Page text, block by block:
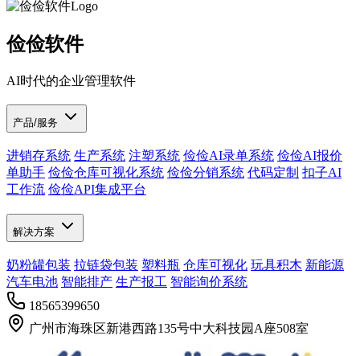
俭俭软件
AI时代的企业管理软件
产品/服务
进销存系统 生产系统 注塑系统 俭俭AI录单系统 俭俭AI报价
单助手 俭俭仓库可视化系统 俭俭分销系统 代码定制 扣子AI
工作流 俭俭API集成平台
解决方案
奶粉罐包装 拉链袋包装 塑料瓶 仓库可视化 玩具积木 新能源
汽车电池 智能排产 生产报工 智能询价系统
18565399650
广州市海珠区新港西路135号中大科技园A座508室